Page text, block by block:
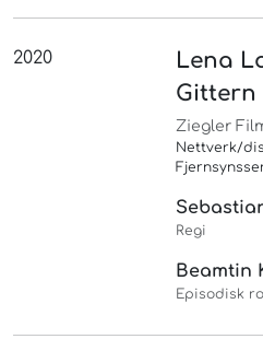
2020
Lena
Gittern
Ziegler
Nettverk/
Regi
Beamtin
Episodisk